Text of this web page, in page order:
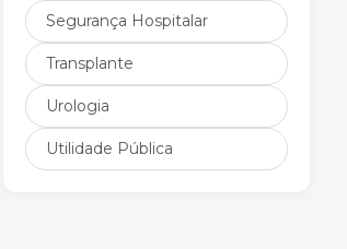
Segurança Hospitalar
Transplante
Urologia
Utilidade Pública